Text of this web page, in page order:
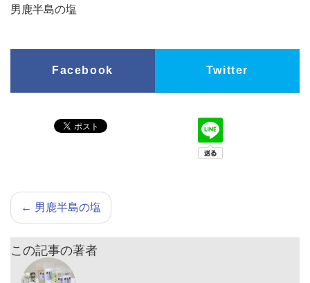
男鹿半島の塩
Facebook Twitter
← 男鹿半島の塩
この記事の著者